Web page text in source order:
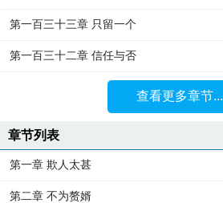
第一百三十三章 只留一个
第一百三十二章 信任与否
查看更多章节...
章节列表
第一章 欺人太甚
第二章 不为赘婿